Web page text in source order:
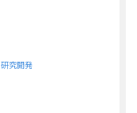
研究開発